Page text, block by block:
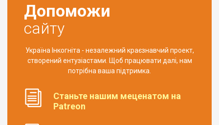
Допоможи
сайту
Україна Інкогніта - незалежний краєзнавчий проект,
створений ентузіастами. Щоб працювати далі, нам
потрібна ваша підтримка.
Станьте нашим меценатом на
Patreon